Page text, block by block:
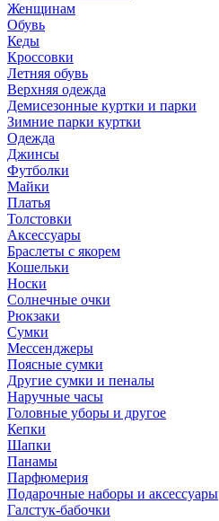
Женщинам
Обувь
Кеды
Кроссовки
Летняя обувь
Верхняя одежда
Демисезонные куртки и парки
Зимние парки куртки
Одежда
Джинсы
Футболки
Майки
Платья
Толстовки
Аксессуары
Браслеты с якорем
Кошельки
Носки
Солнечные очки
Рюкзаки
Сумки
Мессенджеры
Поясные сумки
Другие сумки и пеналы
Наручные часы
Головные уборы и другое
Кепки
Шапки
Панамы
Парфюмерия
Подарочные наборы и аксессуары
Галстук-бабочки